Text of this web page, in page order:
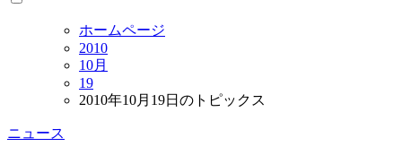
ホームページ
2010
10月
19
2010年10月19日のトピックス
ニュース